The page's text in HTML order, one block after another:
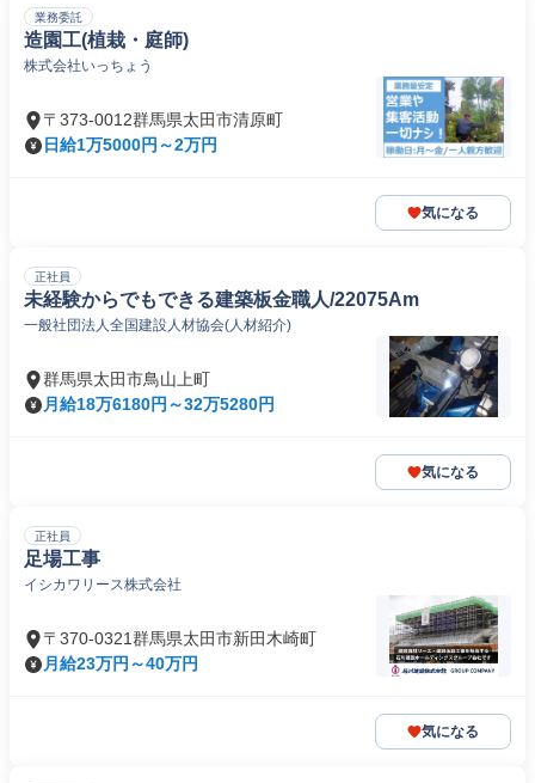
業務委託
造園工(植栽・庭師)
株式会社いっちょう
〒373-0012群馬県太田市清原町
日給1万5000円～2万円
気になる
正社員
未経験からでもできる建築板金職人/22075Am
一般社団法人全国建設人材協会(人材紹介)
群馬県太田市鳥山上町
月給18万6180円～32万5280円
気になる
正社員
足場工事
イシカワリース株式会社
〒370-0321群馬県太田市新田木崎町
月給23万円～40万円
気になる